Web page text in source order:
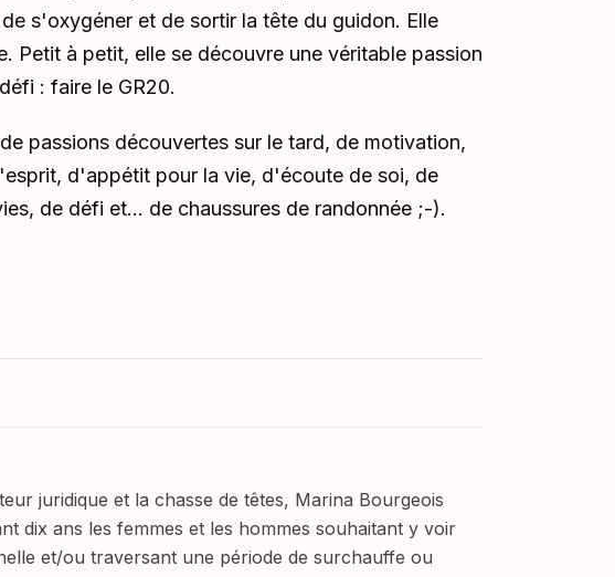
s'oxygéner et de sortir la tête du guidon. Elle
Petit à petit, elle se découvre une véritable passion
: faire le GR20.
passions découvertes sur le tard, de motivation,
d'appétit pour la vie, d'écoute de soi, de
de défi et... de chaussures de randonnée ;-).
juridique et la chasse de têtes, Marina Bourgeois
dix ans les femmes et les hommes souhaitant y voir
et/ou traversant une période de surchauffe ou